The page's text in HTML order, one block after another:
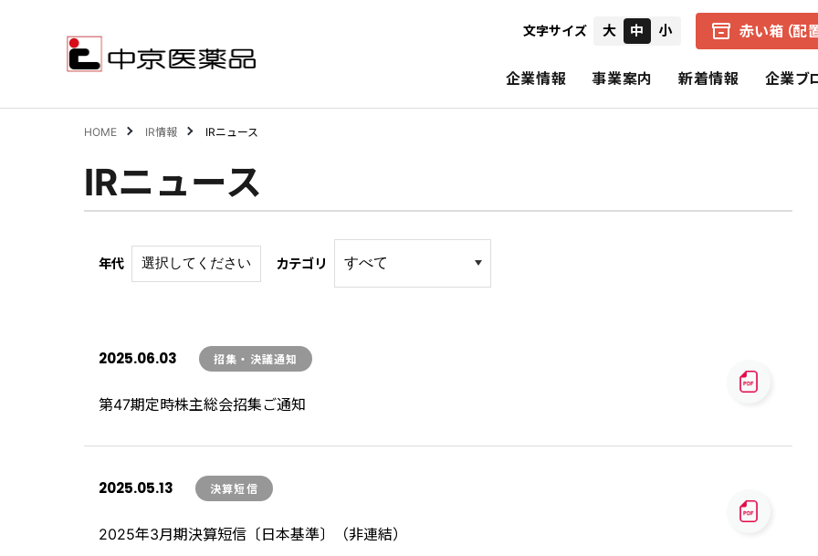
文字サイズ 大 中 小 赤い箱（配
企業情報
企業情報 中京医薬品の歩み
事業案内
事業案内
保険事業
新着情報 企業ブ
サステナビリティ
IR情報 決算短信
HOME IR情報 IRニュース
IRニュース
年代 カテゴリ
2025.06.03 招集・決議通知
第47期定時株主総会招集ご通知
2025.05.13 決算短信
2025年3月期決算短信〔日本基準〕（非連結）